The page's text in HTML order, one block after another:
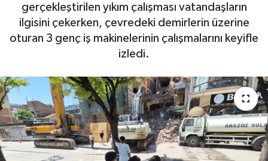
gerçekleştirilen yıkım çalışması vatandaşların
ilgisini çekerken, çevredeki demirlerin üzerine
oturan 3 genç iş makinelerinin çalışmalarını keyifle
izledi.
Sağlık
Yaşam
Haber Arşivi